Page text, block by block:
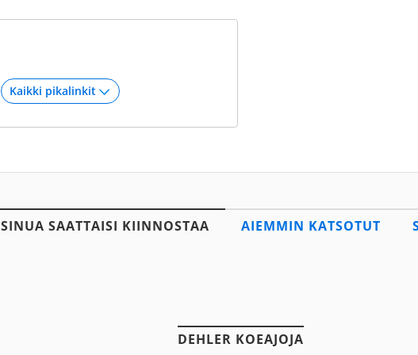
SINUA SAATTAISI KIINNOSTAA AIEMMIN KATSOTUT
DEHLER KOEAJOJA